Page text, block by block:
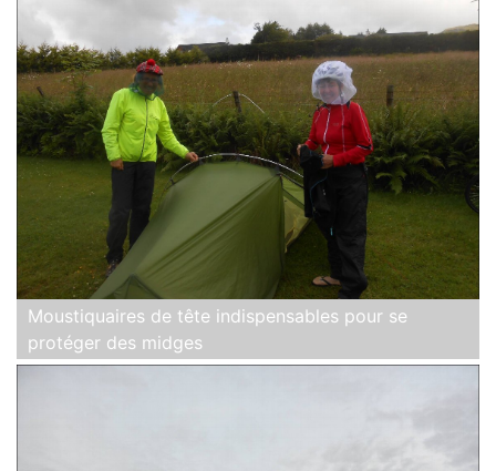
Moustiquaires de tête indispensables pour se
protéger des midges